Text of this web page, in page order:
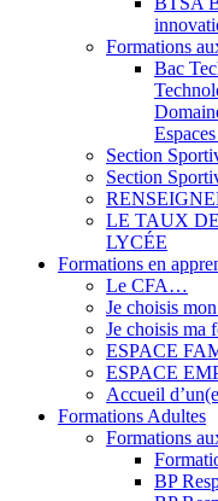
Formations
Bac
Section
Section
LE TAUX
LYCÉE
Formations en
Le CFA…
Je choisis
Je choisis
ESPACE
ESPACE
Accueil
Formations Adultes
Formations
BP